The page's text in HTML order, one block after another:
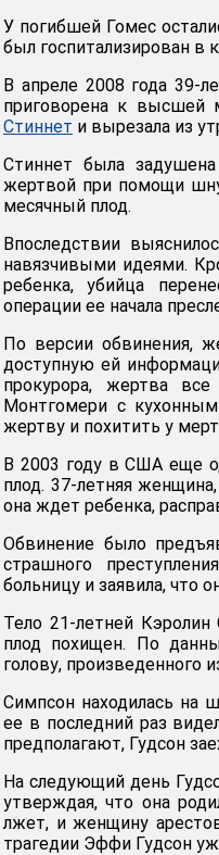
У погибшей Гомес
был госпитализирован в
В апреле 2008 года 39-
приговорена к высшей
Стиннет и вырезала из
Стиннет была
жертвой при помощи
месячный плод.
Впоследствии
навязчивыми идеями.
ребенка, убийца
операции ее начала
По версии обвинения,
доступную ей
прокурора, жертва
Монтгомери с
жертву и похитить у
В 2003 году в США еще
плод. 37-летняя
она ждет ребенка,
Обвинение было
страшного
больницу и заявила, что
Тело 21-летней
плод похищен. По
голову, произведенного
Симпсон находилась на
ее в последний раз
предполагают, Гудсон
На следующий день
утверждая, что она
лжет, и женщину
трагедии Эффи Гудсон